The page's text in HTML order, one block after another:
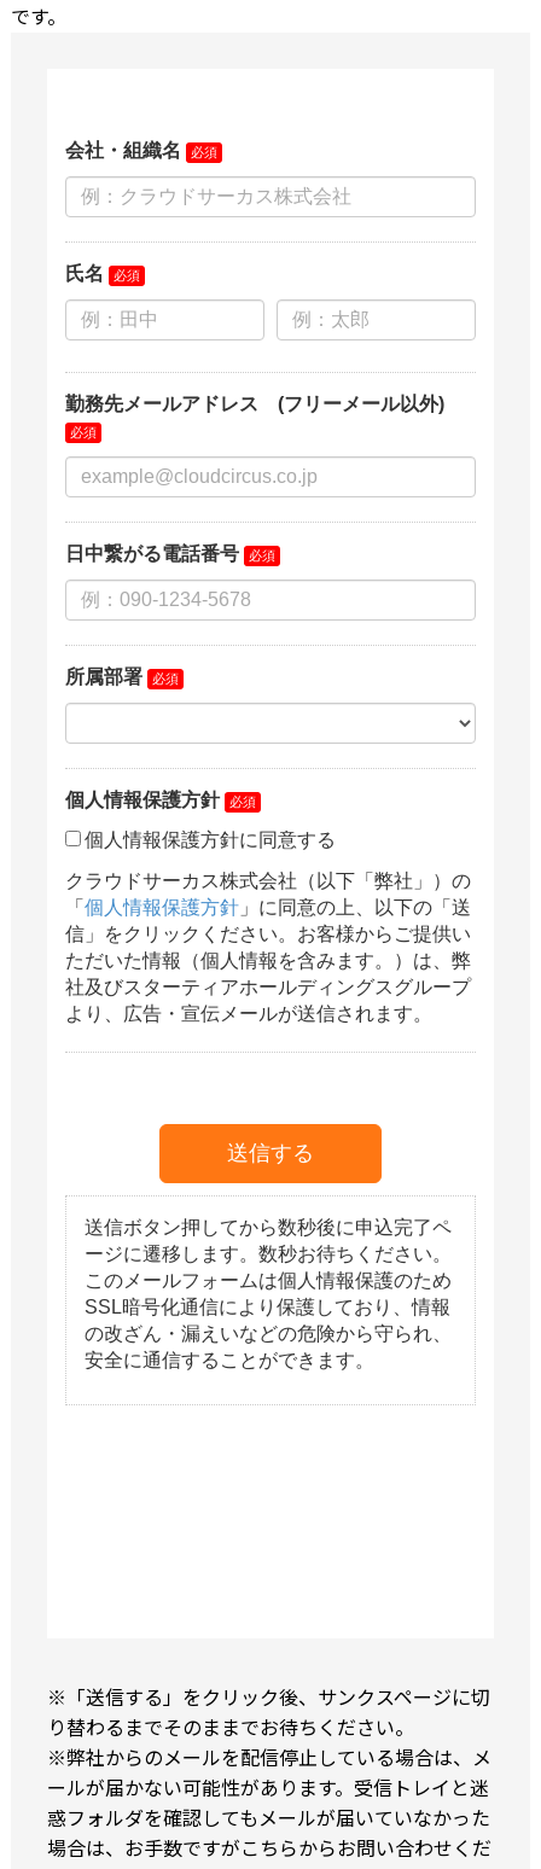
です。
※「送信する」をクリック後、サンクスページに切
り替わるまでそのままでお待ちください。
※弊社からのメールを配信停止している場合は、メ
ールが届かない可能性があります。受信トレイと迷
惑フォルダを確認してもメールが届いていなかった
場合は、お手数ですがこちらからお問い合わせくだ